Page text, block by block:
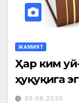
ЖАМИЯТ
Ҳар ким
ҳуқуқига
30.06.2026